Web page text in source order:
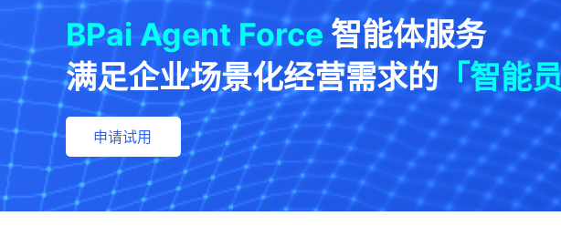
BPai Agent Force智能体服务
满足企业场景化经营需求的「智能
申请试用